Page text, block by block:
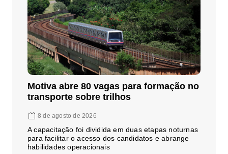
Motiva abre 80 vagas para formação no
transporte sobre trilhos
8 de agosto de 2026
A capacitação foi dividida em duas etapas noturnas
para facilitar o acesso dos candidatos e abrange
habilidades operacionais